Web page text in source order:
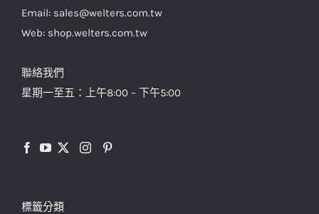
Email: sales@welters.com.tw
Web: shop.welters.com.tw
聯絡我們
星期一至五：上午8:00 – 下午5:00
標籤分類